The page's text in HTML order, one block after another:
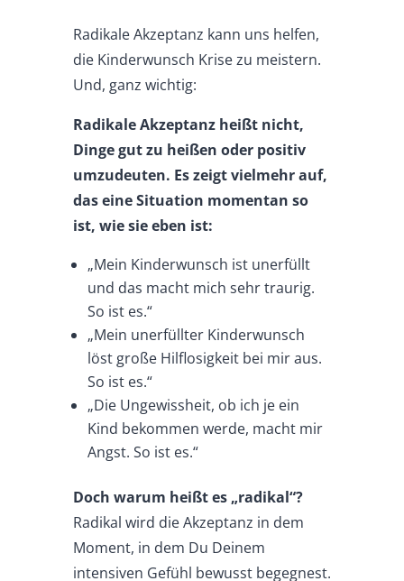
Radikale Akzeptanz kann uns helfen,
die Kinderwunsch Krise zu meistern.
Und, ganz wichtig:
Radikale Akzeptanz heißt nicht,
Dinge gut zu heißen oder positiv
umzudeuten. Es zeigt vielmehr auf,
das eine Situation momentan so
ist, wie sie eben ist:
„Mein Kinderwunsch ist unerfüllt
und das macht mich sehr traurig.
So ist es.“
„Mein unerfüllter Kinderwunsch
löst große Hilflosigkeit bei mir aus.
So ist es.“
„Die Ungewissheit, ob ich je ein
Kind bekommen werde, macht mir
Angst. So ist es.“
Doch warum heißt es „radikal“?
Radikal wird die Akzeptanz in dem
Moment, in dem Du Deinem
intensiven Gefühl bewusst begegnest.